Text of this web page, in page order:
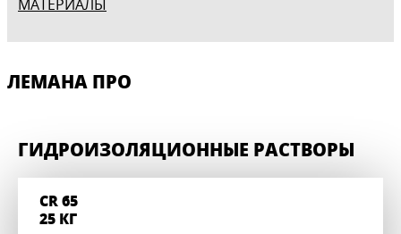
МАТЕРИАЛЫ
ЛЕМАНА ПРО
ГИДРОИЗОЛЯЦИОННЫЕ РАСТВОРЫ
CR 65
25 КГ